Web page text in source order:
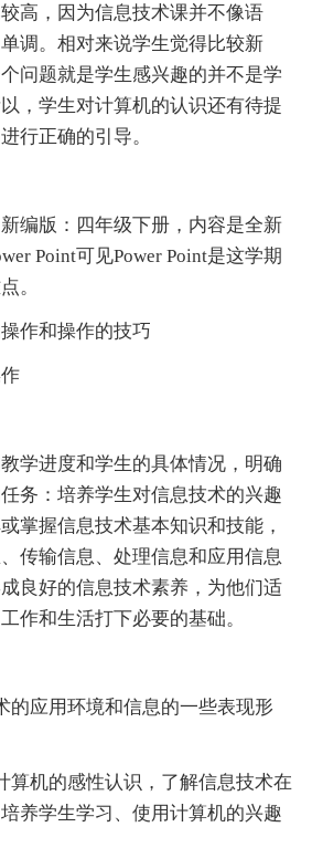
高，因为信息技术课并不像语
调。相对来说学生觉得比较新
问题就是学生感兴趣的并不是学
，学生对计算机的认识还有待提
行正确的引导。
编版：四年级下册，内容是全新
Point可见Power Point是这学期
。
作和操作的技巧
学进度和学生的具体情况，明确
务：培养学生对信息技术的兴趣
掌握信息技术基本知识和技能，
传输信息、处理信息和应用信息
良好的信息技术素养，为他们适
作和生活打下必要的基础。
的应用环境和信息的一些表现形
算机的感性认识，了解信息技术在
养学生学习、使用计算机的兴趣